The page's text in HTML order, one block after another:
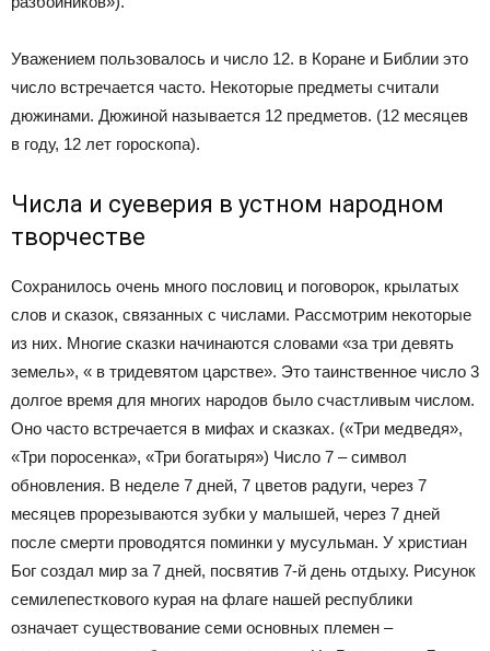
Уважением пользовалось и число 12. в Коране и Библии это
число встречается часто. Некоторые предметы считали
дюжинами. Дюжиной называется 12 предметов. (12 месяцев
в году, 12 лет гороскопа).
Числа и суеверия в устном народном
творчестве
Сохранилось очень много пословиц и поговорок, крылатых
слов и сказок, связанных с числами. Рассмотрим некоторые
из них. Многие сказки начинаются словами «за три девять
земель», « в тридевятом царстве». Это таинственное число 3
долгое время для многих народов было счастливым числом.
Оно часто встречается в мифах и сказках. («Три медведя»,
«Три поросенка», «Три богатыря») Число 7 – символ
обновления. В неделе 7 дней, 7 цветов радуги, через 7
месяцев прорезываются зубки у малышей, через 7 дней
после смерти проводятся поминки у мусульман. У христиан
Бог создал мир за 7 дней, посвятив 7-й день отдыху. Рисунок
семилепесткового курая на флаге нашей республики
означает существование семи основных племен –